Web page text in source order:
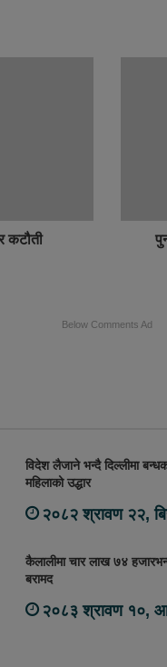
कटौती
Below Comments Ad
विदेश लैजाने भन्दै दिल्लीमा
महिलाको उद्धार
२०८२ श्रावण २२,
कैलालीमा चार लाख ७४
बरामद
२०८३ श्रावण १०,